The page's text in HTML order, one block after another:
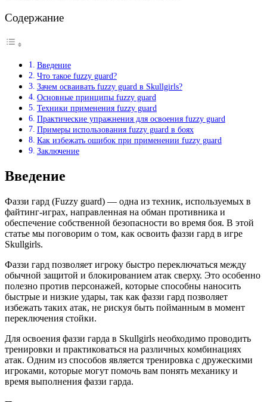
Содержание
Введение
Что такое fuzzy guard?
Зачем осваивать fuzzy guard в Skullgirls?
Основные принципы fuzzy guard
Техники применения fuzzy guard
Практические упражнения для освоения fuzzy guard
Примеры использования fuzzy guard в боях
Как избежать ошибок при применении fuzzy guard
Заключение
Введение
Фаззи гард (Fuzzy guard) — одна из техник, используемых в
файтинг-играх, направленная на обман противника и
обеспечение собственной безопасности во время боя. В этой
статье мы поговорим о том, как освоить фаззи гард в игре
Skullgirls.
Фаззи гард позволяет игроку быстро переключаться между
обычной защитой и блокированием атак сверху. Это особенно
полезно против персонажей, которые способны наносить
быстрые и низкие удары, так как фаззи гард позволяет
избежать таких атак, не рискуя быть пойманным в момент
переключения стойки.
Для освоения фаззи гарда в Skullgirls необходимо проводить
тренировки и практиковаться на различных комбинациях
атак. Одним из способов является тренировка с дружескими
игроками, которые могут помочь вам понять механику и
время выполнения фаззи гарда.